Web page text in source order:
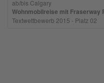
ab/bis Calgary
Wohnmobilreise mit Fraserway
Textwettbewerb 2015 - Platz 02